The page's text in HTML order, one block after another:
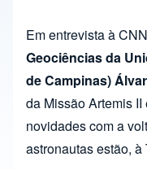
Em entrevista à
Geociências da
de Campinas)
da Missão Artemis
novidades com a
astronautas estão, à